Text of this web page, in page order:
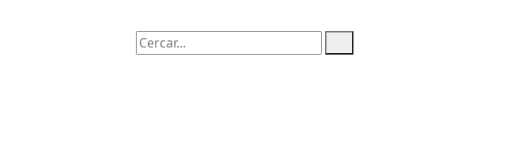
Cercar: